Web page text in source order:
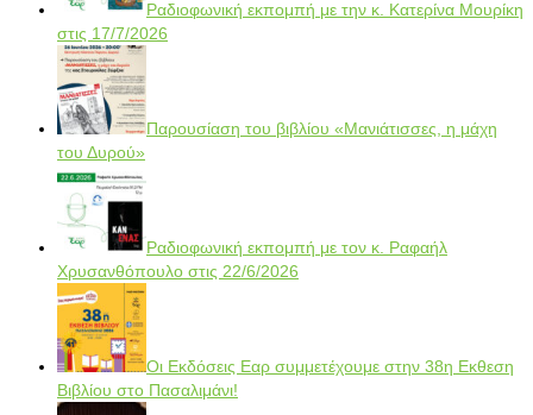
Ραδιοφωνική εκπομπή με την κ. Κατερίνα Μουρίκη
στις 17/7/2026
Παρουσίαση του βιβλίου «Μανιάτισσες, η μάχη
του Δυρού»
Ραδιοφωνική εκπομπή με τον κ. Ραφαήλ
Χρυσανθόπουλο στις 22/6/2026
Οι Εκδόσεις Εαρ συμμετέχουμε στην 38η Εκθεση
Βιβλίου στο Πασαλιμάνι!